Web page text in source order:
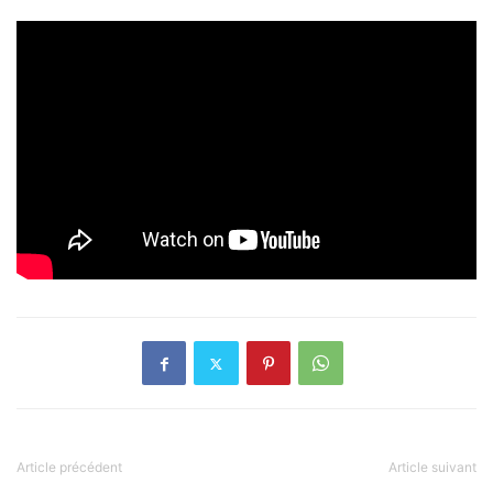
Article précédent Article suivant